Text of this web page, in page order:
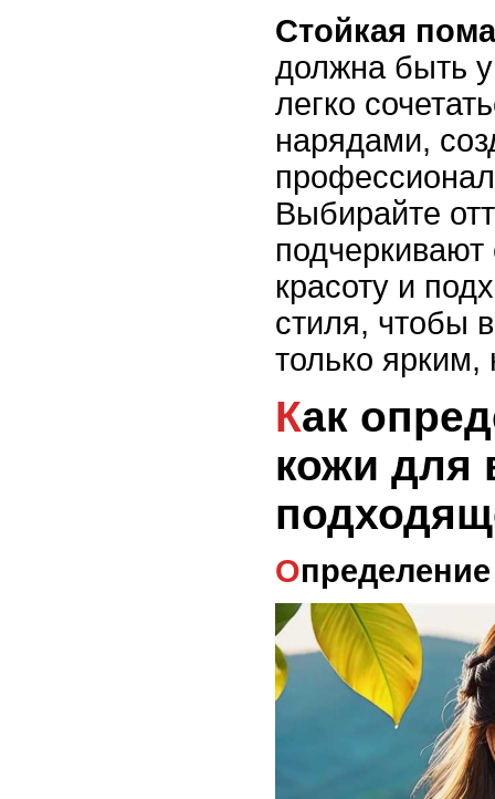
Стойкая
должна быть
легко
нарядами,
Выбирайте
красоту и
стиля, чтобы
только
Как определить тип
кожи для